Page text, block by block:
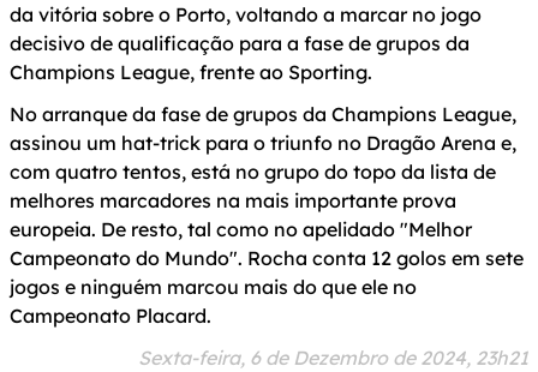
da vitória sobre o Porto, voltando a marcar no jogo
decisivo de qualificação para a fase de grupos da
Champions League, frente ao Sporting.
No arranque da fase de grupos da Champions League,
assinou um hat-trick para o triunfo no Dragão Arena e,
com quatro tentos, está no grupo do topo da lista de
melhores marcadores na mais importante prova
europeia. De resto, tal como no apelidado "Melhor
Campeonato do Mundo". Rocha conta 12 golos em sete
jogos e ninguém marcou mais do que ele no
Campeonato Placard.
Sexta-feira, 6 de Dezembro de 2024, 23h21